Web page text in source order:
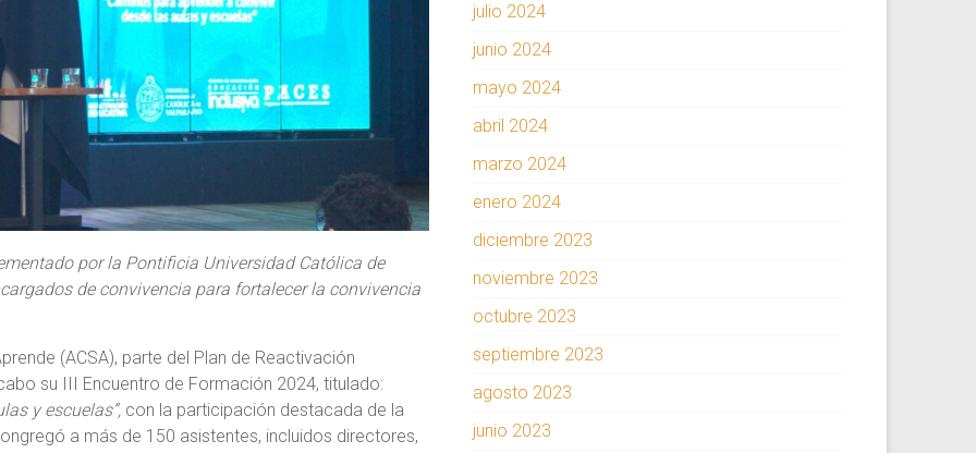
por la Pontificia Universidad Católica de
de convivencia para fortalecer la convivencia
(ACSA), parte del Plan de Reactivación
su III Encuentro de Formación 2024, titulado:
y escuelas”, con la participación destacada de la
a más de 150 asistentes, incluidos directores,
julio 2024
junio 2024
mayo 2024
abril 2024
marzo 2024
enero 2024
diciembre 2023
noviembre 2023
octubre 2023
septiembre 2023
agosto 2023
junio 2023